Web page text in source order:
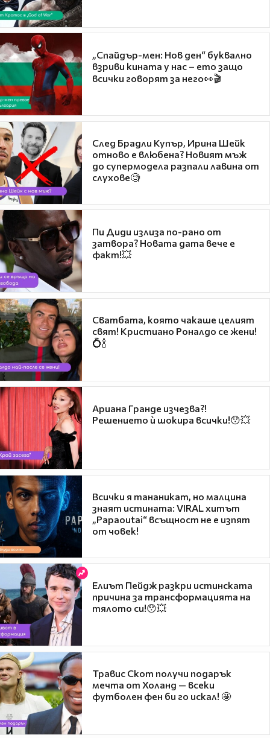
„Спайдър-мен: Нов ден“ буквално
взриви кината у нас – ето защо
всички говорят за него👀🎬
След Брадли Купър, Ирина Шейк
отново е влюбена? Новият мъж
до супермодела разпали лавина от
слухове🧐
Пи Диди излиза по-рано от
затвора? Новата дата вече е
факт!💥
Сватбата, която чакаше целият
свят! Кристиано Роналдо се жени!
💍🍾
Ариана Гранде изчезва?!
Решението ѝ шокира всички!😯💥
Всички я тананикат, но малцина
знаят истината: VIRAL хитът
„Papaoutai“ всъщност не е изпят
от човек!
Елиът Пейдж разкри истинската
причина за трансформацията на
тялото си!😯💥
Травис Скот получи подарък
мечта от Холанд — всеки
футболен фен би го искал! 🤩